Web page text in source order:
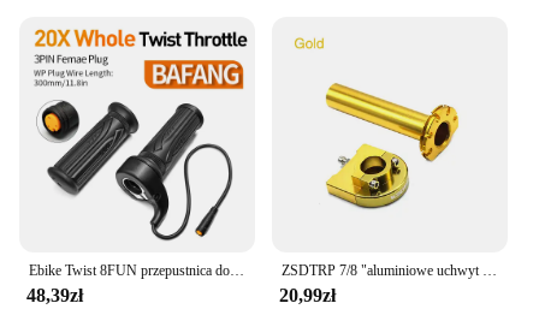
Ebike Twist 8FUN przepustnica do BAFANG BBS01 BBS02 BBSHD silnik typu middrive z 3pin żeńskie wodoodporne złącze Ebike pełny skręt
48,39zł
ZSDTRP 7/8 "aluminiowe uchwyt na manetkę gazu szybkie działanie osiadłe gazu przepustnicy z kablem do pitbike brudu 50 cm3 110 cm3 125 cm3
20,99zł